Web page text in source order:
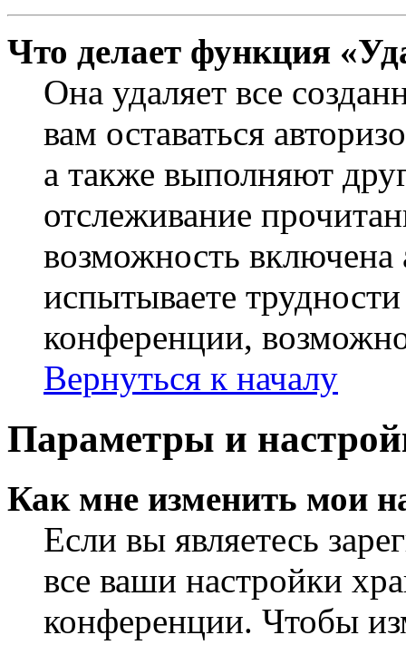
Что делает функция
Она удаляет все
вам оставаться
а также выполняют
отслеживание
возможность
испытываете
конференции,
Вернуться к началу
Параметры и
Как мне изменить мои
Если вы являетесь
все ваши настройки
конференции. Чтобы